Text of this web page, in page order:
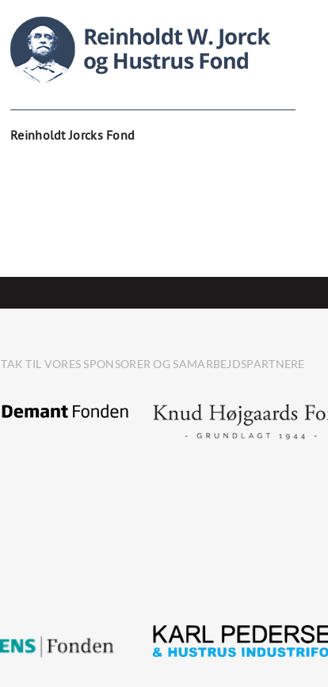
Reinholdt Jorcks Fond
TAK TIL VORES SPONSORER OG SAMARBEJDSPARTNERE